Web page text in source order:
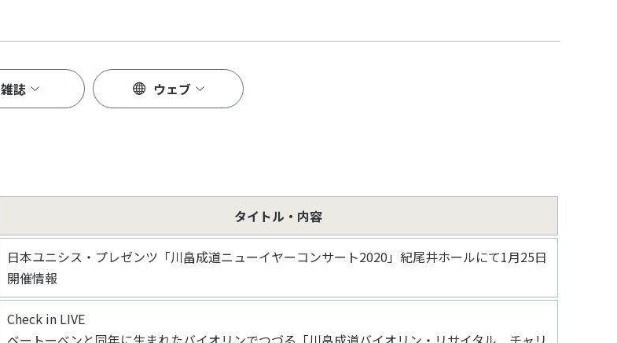
雑誌 ウェブ
タイトル・内容
日本ユニシス・プレゼンツ「川畠成道ニューイヤーコンサート2020」紀尾井ホールにて1月25日
開催情報
Check in LIVE